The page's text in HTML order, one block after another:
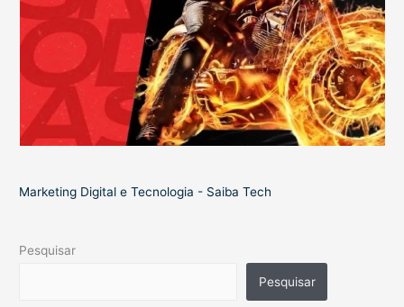
Marketing Digital e Tecnologia - Saiba Tech
Pesquisar
Pesquisar